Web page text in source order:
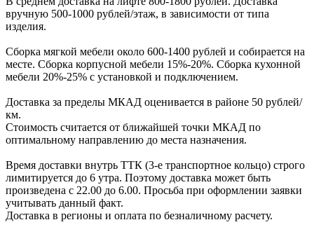
вручную 500-1000 рублей/этаж, в завиcимоcти от типа
изделия.
Сборка мягкой мебели около 600-1400 рублей и собирается на
месте. Сборка корпусной мебели 15%-20%. Сборка кухонной
мебели 20%-25% с установкой и подключением.
Доставка за пределы МКАД оценивается в районе 50 рублей/
км.
Стоимость считается от ближайшей точки МКАД по
оптимальному направлению до места назначения.
Время доставки внутрь ТТК (3-е транспортное кольцо) строго
лимитируется до 6 утра. Поэтому доставка может быть
произведена с 22.00 до 6.00. Просьба при оформлении заявки
учитывать данный факт.
Доставка в регионы и оплата по безналичному расчету.